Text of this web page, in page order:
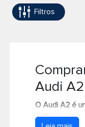
Pneus
Pneus 4x4
Pneus de moto
Pneus de Van
Oficinas de Pneus
Filtros
Audi
O Audi A2 é
combina